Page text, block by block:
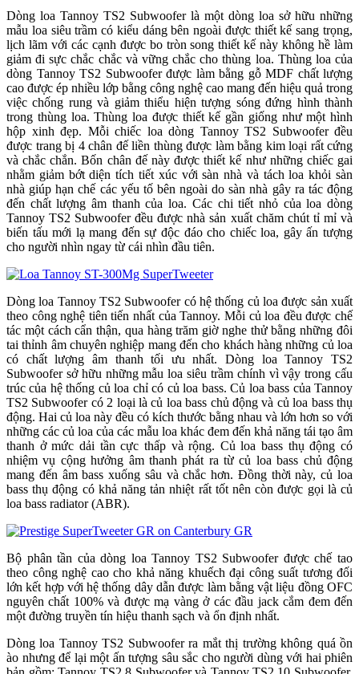
Dòng loa Tannoy TS2 Subwoofer là một dòng loa sở hữu những
mẫu loa siêu trầm có kiểu dáng bên ngoài được thiết kế sang trọng,
lịch lãm với các cạnh được bo tròn song thiết kế này không hề làm
giảm đi sực chắc chắc và vững chắc cho thùng loa. Thùng loa của
dòng Tannoy TS2 Subwoofer được làm bằng gỗ MDF chất lượng
cao được ép nhiều lớp bằng công nghệ cao mang đến hiệu quả trong
việc chống rung và giảm thiểu hiện tượng sóng đứng hình thành
trong thùng loa. Thùng loa được thiết kế gần giống như một hình
hộp xinh đẹp. Mỗi chiếc loa dòng Tannoy TS2 Subwoofer đều
được trang bị 4 chân đế liền thùng được làm bằng kim loại rất cứng
và chắc chắn. Bốn chân đế này được thiết kế như những chiếc gai
nhằm giảm bớt diện tích tiết xúc với sàn nhà và tách loa khỏi sàn
nhà giúp hạn chế các yếu tố bên ngoài do sàn nhà gây ra tác động
đến chất lượng âm thanh của loa. Các chi tiết nhỏ của loa dòng
Tannoy TS2 Subwoofer đều được nhà sản xuất chăm chút tỉ mỉ và
biến tấu mới lạ mang đến sự độc đáo cho chiếc loa, gây ấn tượng
cho người nhìn ngay từ cái nhìn đầu tiên.
Dòng loa Tannoy TS2 Subwoofer có hệ thống củ loa được sản xuất
theo công nghệ tiên tiến nhất của Tannoy. Mỗi củ loa đều được chế
tác một cách cẩn thận, qua hàng trăm giờ nghe thử bằng những đôi
tai thỉnh âm chuyên nghiệp mang đến cho khách hàng những củ loa
có chất lượng âm thanh tối ưu nhất. Dòng loa Tannoy TS2
Subwoofer sở hữu những mẫu loa siêu trầm chính vì vậy trong cấu
trúc của hệ thống củ loa chỉ có củ loa bass. Củ loa bass của Tannoy
TS2 Subwoofer có 2 loại là củ loa bass chủ động và củ loa bass thụ
động. Hai củ loa này đều có kích thước bằng nhau và lớn hơn so với
những các củ loa của các mẫu loa khác đem đến khả năng tái tạo âm
thanh ở mức dải tần cực thấp và rộng. Củ loa bass thụ động có
nhiệm vụ cộng hưởng âm thanh phát ra từ củ loa bass chủ động
mang đến âm bass xuống sâu và chắc hơn. Đồng thời này, củ loa
bass thụ động có khả năng tản nhiệt rất tốt nên còn được gọi là củ
loa bass radiator (ABR).
Bộ phân tần của dòng loa Tannoy TS2 Subwoofer được chế tao
theo công nghệ cao cho khả năng khuếch đại công suất tương đối
lớn kết hợp với hệ thống dây dẫn được làm bằng vật liệu đồng OFC
nguyên chất 100% và được mạ vàng ở các đầu jack cắm đem đến
một đường truyền tín hiệu thanh sạch và ổn định nhất.
Dòng loa Tannoy TS2 Subwoofer ra mắt thị trường không quá ồn
ào nhưng để lại một ấn tượng sâu sắc cho người dùng với hai phiên